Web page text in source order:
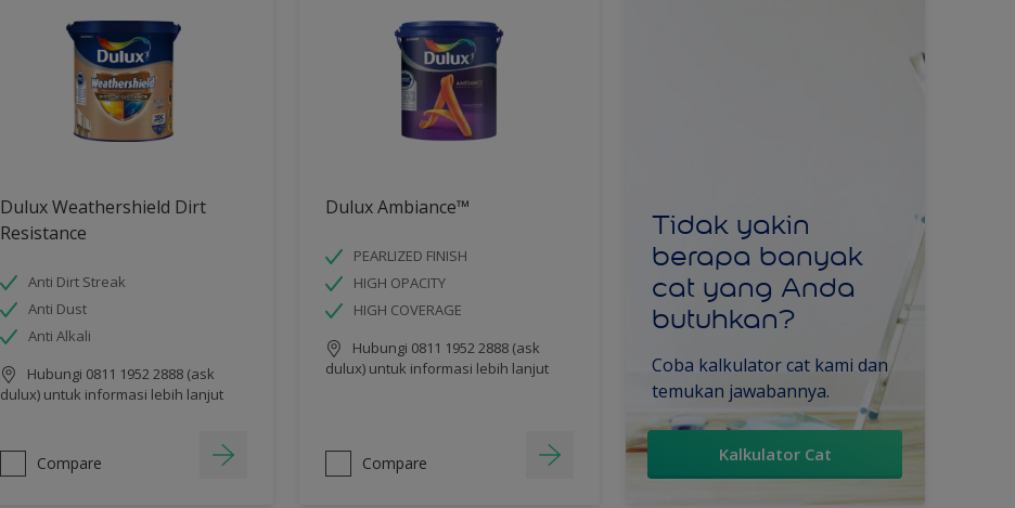
Dulux Weathershield Dirt
Resistance
Anti Dirt Streak
Anti Dust
Anti Alkali
Hubungi 0811 1952 2888 (ask
dulux) untuk informasi lebih lanjut
Compare
Dulux Ambiance™
PEARLIZED FINISH
HIGH OPACITY
HIGH COVERAGE
Hubungi 0811 1952 2888 (ask
dulux) untuk informasi lebih lanjut
Compare
Tidak yakin
berapa banyak
cat yang Anda
butuhkan?
Coba kalkulator cat kami dan
temukan jawabannya.
Kalkulator Cat